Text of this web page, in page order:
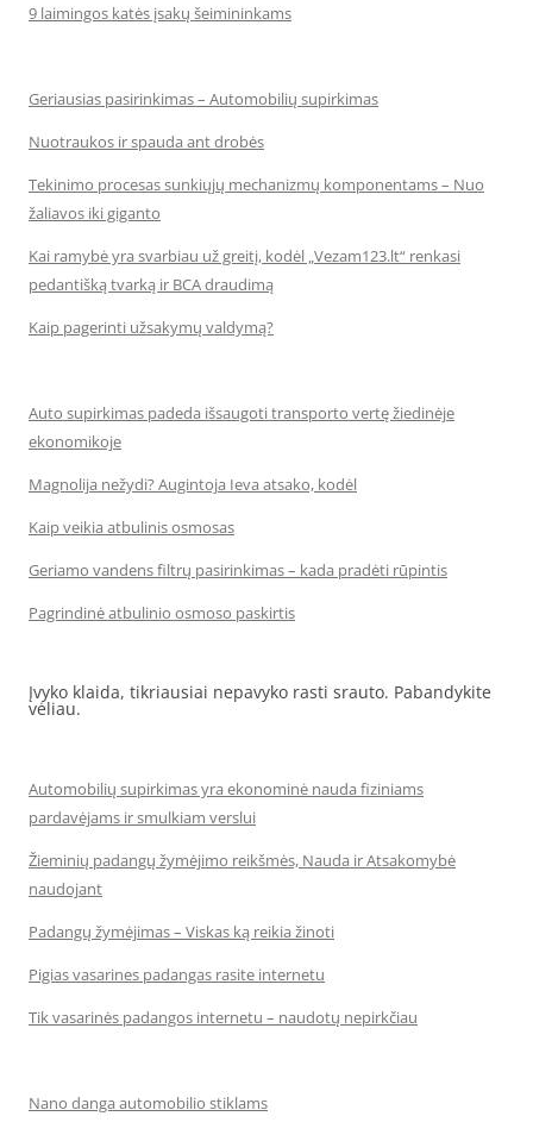
9 laimingos katės įsakų šeimininkams
Geriausias pasirinkimas – Automobilių supirkimas
Nuotraukos ir spauda ant drobės
Tekinimo procesas sunkiųjų mechanizmų komponentams – Nuo
žaliavos iki giganto
Kai ramybė yra svarbiau už greitį, kodėl „Vezam123.lt“ renkasi
pedantišką tvarką ir BCA draudimą
Kaip pagerinti užsakymų valdymą?
Auto supirkimas padeda išsaugoti transporto vertę žiedinėje
ekonomikoje
Magnolija nežydi? Augintoja Ieva atsako, kodėl
Kaip veikia atbulinis osmosas
Geriamo vandens filtrų pasirinkimas – kada pradėti rūpintis
Pagrindinė atbulinio osmoso paskirtis
Įvyko klaida, tikriausiai nepavyko rasti srauto. Pabandykite
vėliau.
Automobilių supirkimas yra ekonominė nauda fiziniams
pardavėjams ir smulkiam verslui
Žieminių padangų žymėjimo reikšmės, Nauda ir Atsakomybė
naudojant
Padangų žymėjimas – Viskas ką reikia žinoti
Pigias vasarines padangas rasite internetu
Tik vasarinės padangos internetu – naudotų nepirkčiau
Nano danga automobilio stiklams